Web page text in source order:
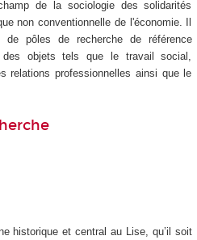
de la sociologie des solidarités
non conventionnelle de l'économie. Il
pôles de recherche de référence
des objets tels que le travail social,
relations professionnelles ainsi que le
historique et central au Lise, qu’il soit